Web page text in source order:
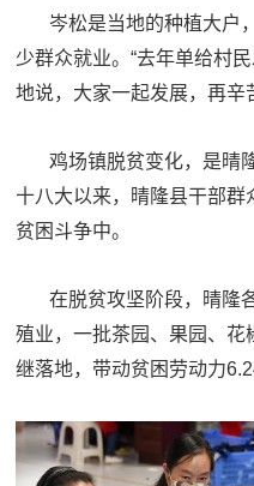
岑松是当地的种植大户
少群众就业。“去年单给村
地说，大家一起发展，再辛
鸡场镇脱贫变化，是晴
十八大以来，晴隆县干部群
贫困斗争中。
在脱贫攻坚阶段，晴隆
殖业，一批茶园、果园、花
继落地，带动贫困劳动力